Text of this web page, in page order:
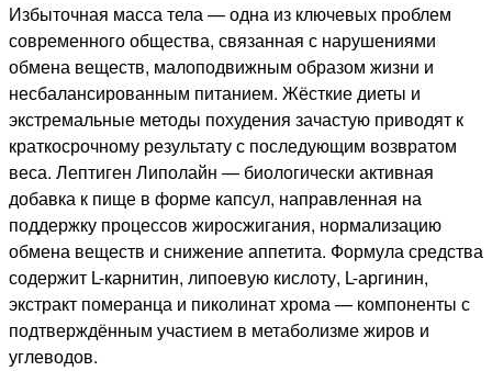
Избыточная масса тела — одна из ключевых проблем
современного общества, связанная с нарушениями
обмена веществ, малоподвижным образом жизни и
несбалансированным питанием. Жёсткие диеты и
экстремальные методы похудения зачастую приводят к
краткосрочному результату с последующим возвратом
веса. Лептиген Липолайн — биологически активная
добавка к пище в форме капсул, направленная на
поддержку процессов жиросжигания, нормализацию
обмена веществ и снижение аппетита. Формула средства
содержит L-карнитин, липоевую кислоту, L-аргинин,
экстракт померанца и пиколинат хрома — компоненты с
подтверждённым участием в метаболизме жиров и
углеводов.